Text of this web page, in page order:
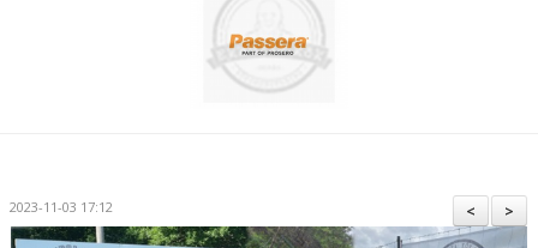
BILDGALLERI
>
<
2023-11-03 17:12